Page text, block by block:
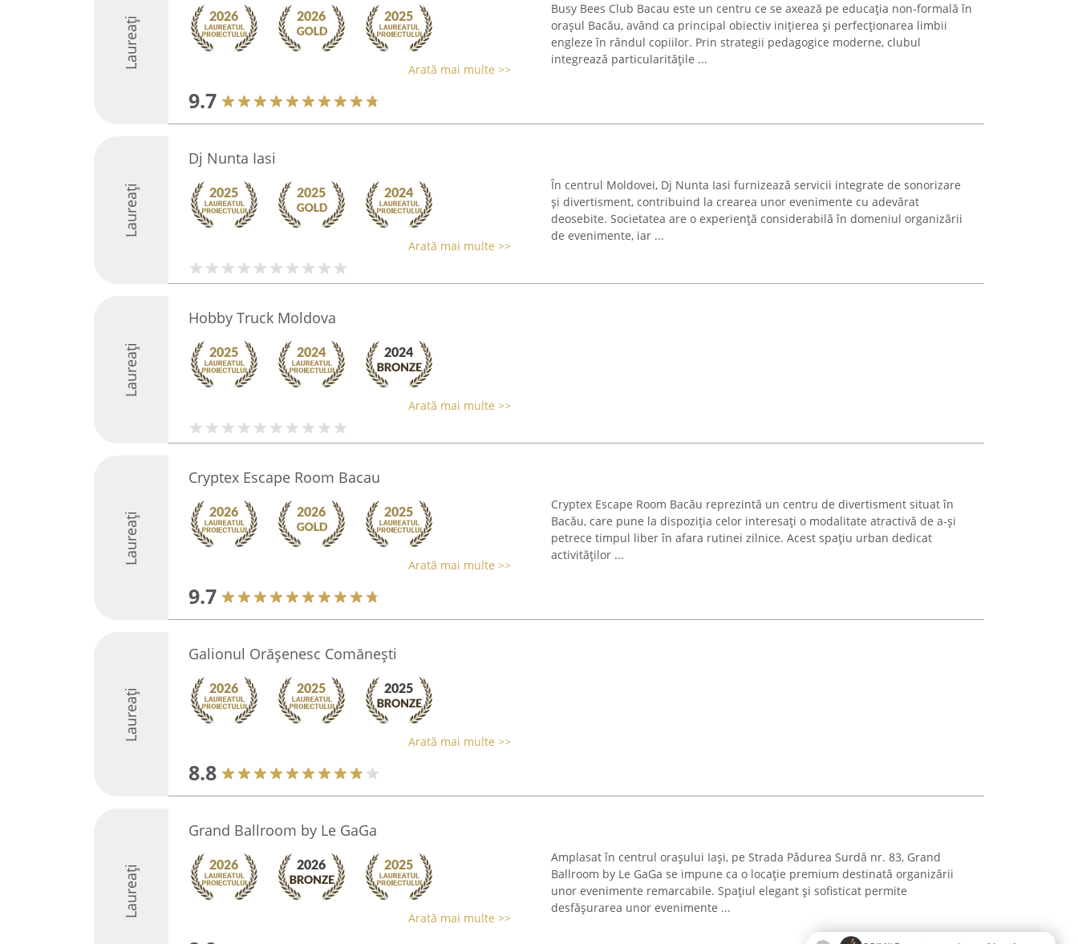
Laureați Arată mai multe >>
9.7
Busy Bees Club Bacau este un centru ce se axează pe educația non-formală în
orașul Bacău, având ca principal obiectiv inițierea și perfecționarea limbii
engleze în rândul copiilor. Prin strategii pedagogice moderne, clubul
integrează particularitățile ...
Laureați
Dj Nunta Iasi
Arată mai multe >>
În centrul Moldovei, Dj Nunta Iasi furnizează servicii integrate de sonorizare
și divertisment, contribuind la crearea unor evenimente cu adevărat
deosebite. Societatea are o experiență considerabilă în domeniul organizării
de evenimente, iar ...
Laureați
Hobby Truck Moldova
Arată mai multe >>
Laureați
Cryptex Escape Room Bacau
Arată mai multe >>
9.7
Cryptex Escape Room Bacău reprezintă un centru de divertisment situat în
Bacău, care pune la dispoziția celor interesați o modalitate atractivă de a-și
petrece timpul liber în afara rutinei zilnice. Acest spațiu urban dedicat
activităților ...
Laureați
Galionul Orăşenesc Comăneşti
Arată mai multe >>
8.8
Laureați
Grand Ballroom by Le GaGa
Arată mai multe >>
Amplasat în centrul orașului Iași, pe Strada Pădurea Surdă nr. 83, Grand
Ballroom by Le GaGa se impune ca o locație premium destinată organizării
unor evenimente remarcabile. Spațiul elegant și sofisticat permite
desfășurarea unor evenimente ...